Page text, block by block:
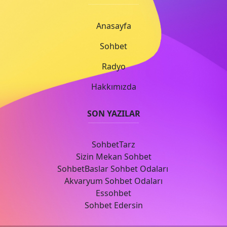
Anasayfa
Sohbet
Radyo
Hakkımızda
SON YAZILAR
SohbetTarz
Sizin Mekan Sohbet
SohbetBaslar Sohbet Odaları
Akvaryum Sohbet Odaları
Essohbet
Sohbet Edersin